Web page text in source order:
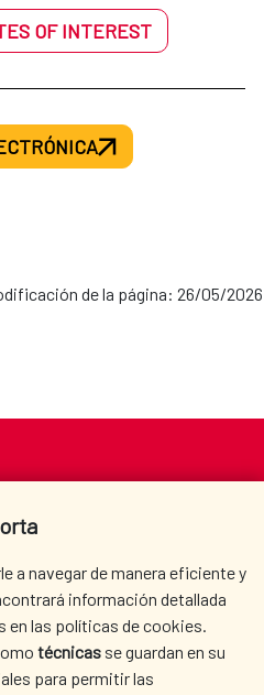
OF INTEREST
de la página: 26/05/2026
a navegar de manera eficiente y
información detallada
en las políticas de cookies.
técnicas se guardan en su
para permitir las
WHERE DO WE COOPERATE?
PRESS ROOM